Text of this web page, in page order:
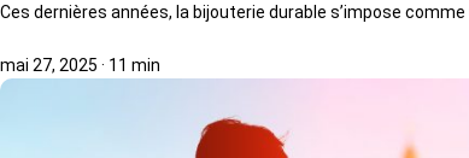
Ces dernières années, la bijouterie durable s’impose
mai 27, 2025 · 11 min